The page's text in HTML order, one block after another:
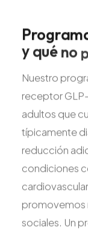
yquéno
Nuestro
receptor
adultos que
típicamente
reducción
condiciones
promovemos
sociales. Un